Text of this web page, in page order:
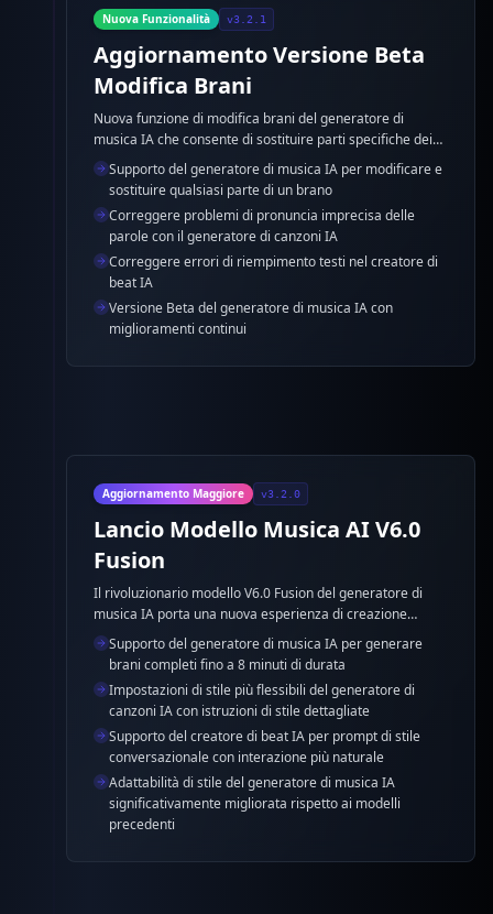
Nuova Funzionalità v3.2.1
Aggiornamento Versione Beta
Modifica Brani
Nuova funzione di modifica brani del generatore di
musica IA che consente di sostituire parti specifiche dei
brani, risolvendo perfettamente errori di pronuncia e testi
con il generatore di canzoni IA.
Supporto del generatore di musica IA per modificare e
sostituire qualsiasi parte di un brano
Correggere problemi di pronuncia imprecisa delle
parole con il generatore di canzoni IA
Correggere errori di riempimento testi nel creatore di
beat IA
Versione Beta del generatore di musica IA con
miglioramenti continui
Aggiornamento Maggiore v3.2.0
Lancio Modello Musica AI V6.0
Fusion
Il rivoluzionario modello V6.0 Fusion del generatore di
musica IA porta una nuova esperienza di creazione
musicale con supporto per durata maggiore e
impostazioni di stile più flessibili nel generatore di
Supporto del generatore di musica IA per generare
brani completi fino a 8 minuti di durata
Impostazioni di stile più flessibili del generatore di
canzoni IA con istruzioni di stile dettagliate
Supporto del creatore di beat IA per prompt di stile
conversazionale con interazione più naturale
Adattabilità di stile del generatore di musica IA
significativamente migliorata rispetto ai modelli
precedenti